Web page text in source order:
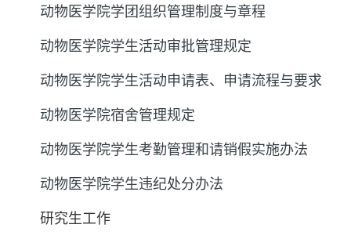
动物医学院学团组织管理制度与章程
动物医学院学生活动审批管理规定
动物医学院学生活动申请表、申请流程与要求
动物医学院宿舍管理规定
动物医学院学生考勤管理和请销假实施办法
动物医学院学生违纪处分办法
研究生工作